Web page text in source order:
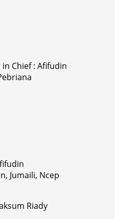
Chief : Afifudin
Jumaili, Ncep
Riady